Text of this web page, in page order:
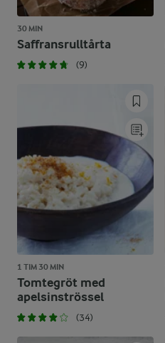
30 MIN
Saffransrulltårta
(9)
1 TIM 30 MIN
Tomtegröt med
apelsinströssel
(34)